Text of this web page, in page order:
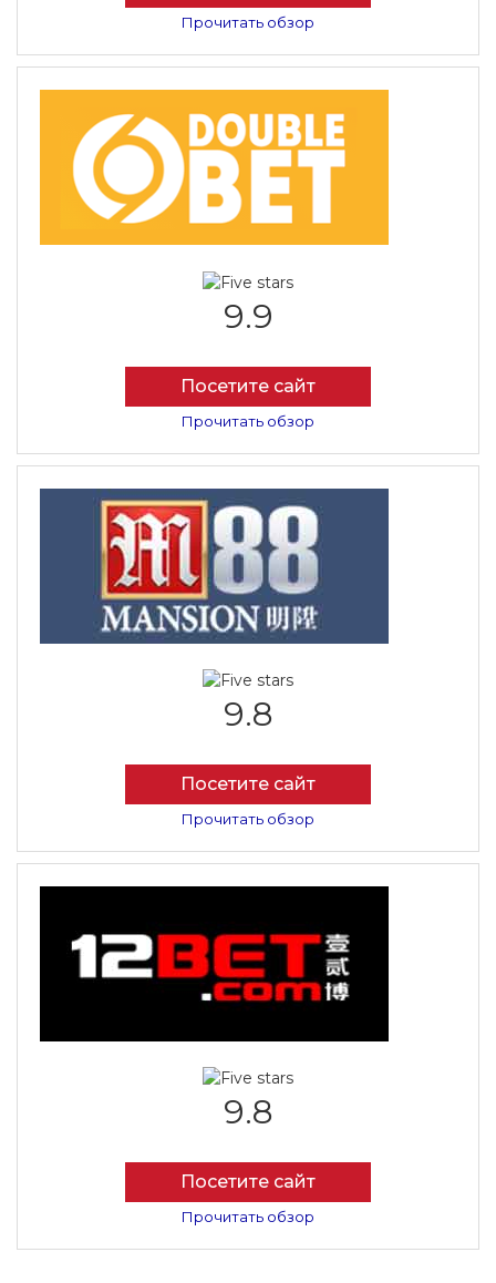
Прочитать обзор
9.9
Посетите сайт
Прочитать обзор
9.8
Посетите сайт
Прочитать обзор
9.8
Посетите сайт
Прочитать обзор